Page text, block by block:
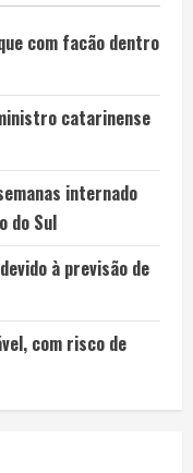
com facão dentro
catarinense
internado
do Sul
à previsão de
com risco de